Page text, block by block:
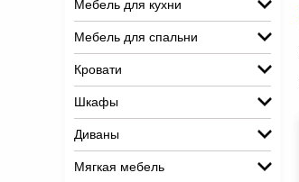
Мебель для кухни
Мебель для спальни
Кровати
Шкафы
Диваны
Мягкая мебель